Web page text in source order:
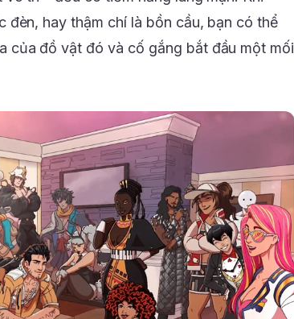
hay thậm chí là bồn cầu, bạn có thể
của đồ vật đó và cố gắng bắt đầu một mối